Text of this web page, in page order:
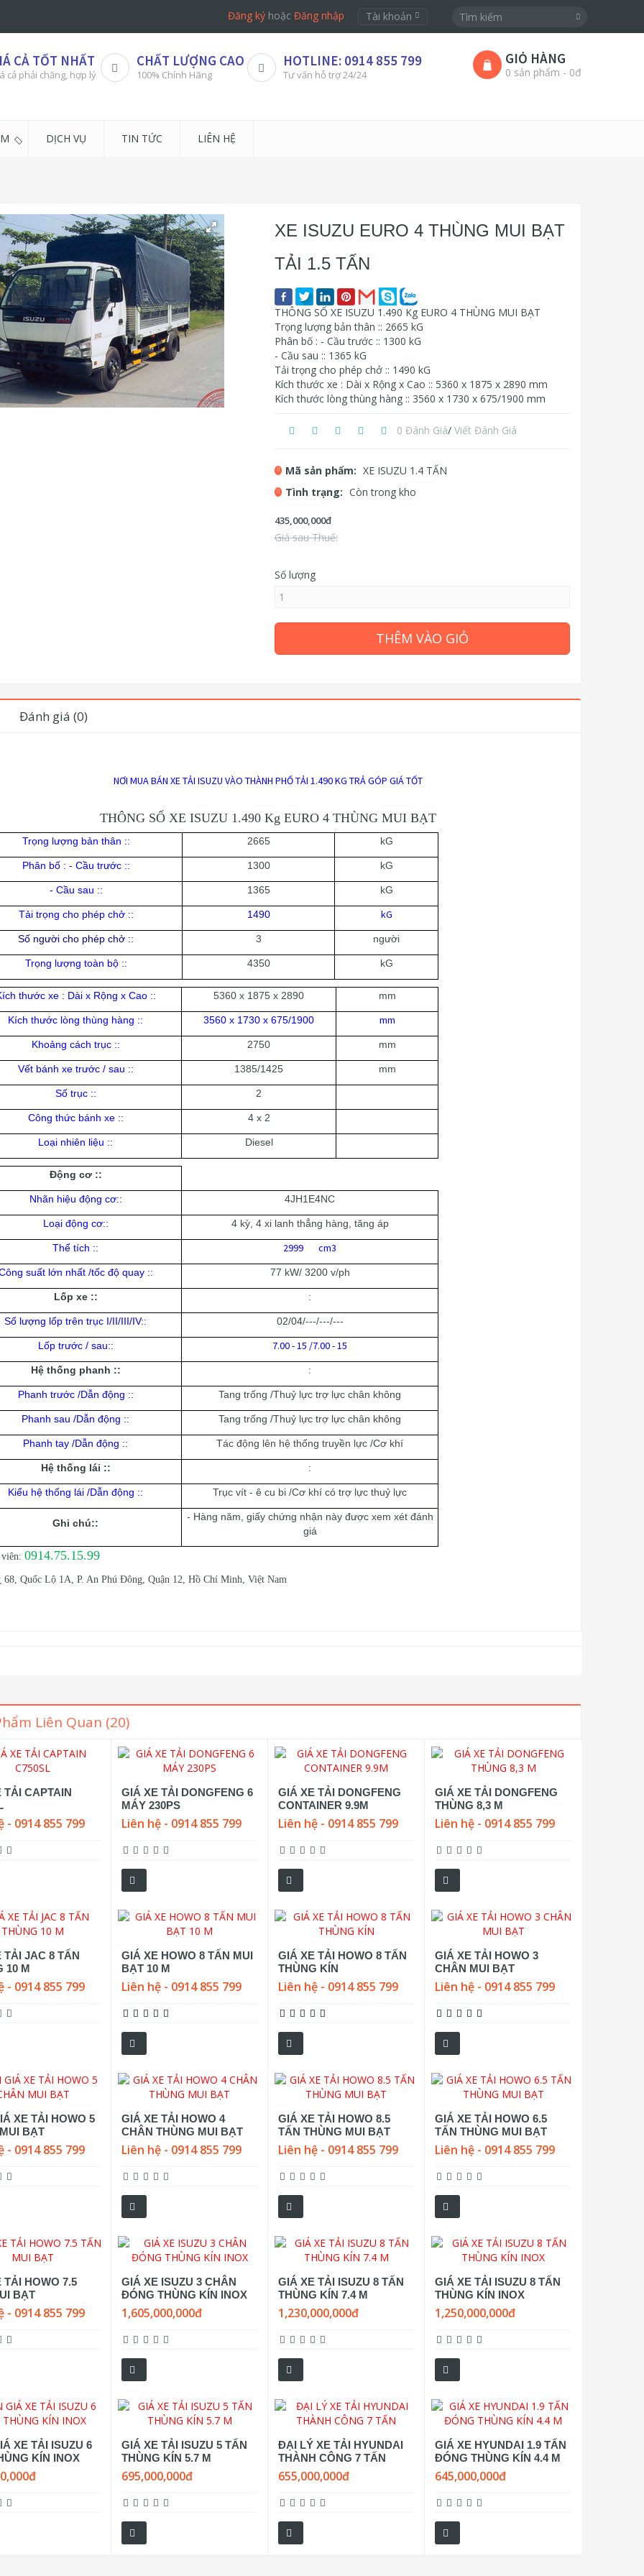
Đăng ký hoặcĐăng nhập Tài khoản
CẢ TỐT NHẤT
cả phải chăng, hợp lý
CHẤT LƯỢNG CAO
100% Chính Hãng
HOTLINE: 0914 855 799
Tư vấn hỗ trợ 24/24
GIỎ HÀNG
0 sản phẩm - 0đ
DỊCH VỤ TIN TỨC LIÊN HỆ
XE ISUZU EURO 4 THÙNG MUI BẠT
TẢI 1.5 TẤN
THÔNG SỐ XE ISUZU 1.490 Kg EURO 4 THÙNG MUI BẠT
Trọng lượng bản thân :: 2665 kG
Phân bố : - Cầu trước :: 1300 kG
- Cầu sau :: 1365 kG
Tải trọng cho phép chở :: 1490 kG
Kích thước xe : Dài x Rộng x Cao :: 5360 x 1875 x 2890 mm
Kích thước lòng thùng hàng :: 3560 x 1730 x 675/1900 mm
0 Đánh Giá/ Viết Đánh Giá
Mã sản phẩm: XE ISUZU 1.4 TẤN
Tình trạng: Còn trong kho
435,000,000đ
Giá sau Thuế:
Số lượng
THÊM VÀO GIỎ
Đánh giá (0)
NƠI MUA BÁN XE TẢI ISUZU VÀO THÀNH PHỐ TẢI 1.490 KG TRẢ GÓP GIÁ TỐT
THÔNG SỐ XE ISUZU 1.490 Kg EURO 4 THÙNG MUI BẠT
Trọng lượng bản thân :: 2665 kG
Phân bố : - Cầu trước :: 1300 kG
- Cầu sau :: 1365 kG
Tải trọng cho phép chở :: 1490 kG
Số người cho phép chở :: 3 người
Trọng lượng toàn bộ :: 4350 kG
thước xe : Dài x Rộng x Cao :: 5360 x 1875 x 2890 mm
Kích thước lòng thùng hàng :: 3560 x 1730 x 675/1900 mm
Khoảng cách trục :: 2750 mm
Vết bánh xe trước / sau :: 1385/1425 mm
Số trục :: 2
Công thức bánh xe :: 4 x 2
Loại nhiên liệu :: Diesel
Động cơ ::
Nhãn hiệu động cơ:: 4JH1E4NC
Loại động cơ:: 4 kỳ, 4 xi lanh thẳng hàng, tăng áp
Thể tích :: 2999 cm3
suất lớn nhất /tốc độ quay :: 77 kW/ 3200 v/ph
Lốp xe :: :
Số lượng lốp trên trục I/II/III/IV:: 02/04/---/---/---
Lốp trước / sau:: 7.00 - 15 /7.00 - 15
Hệ thống phanh :: :
Phanh trước /Dẫn động :: Tang trống /Thuỷ lực trợ lực chân không
Phanh sau /Dẫn động :: Tang trống /Thuỷ lực trợ lực chân không
Phanh tay /Dẫn động :: Tác động lên hệ thống truyền lực /Cơ khí
Hệ thống lái :: :
Kiểu hệ thống lái /Dẫn động :: Trục vít - ê cu bi /Cơ khí có trợ lực thuỷ lực
Ghi chú::
- Hàng năm, giấy chứng nhận này được xem xét đánh
giá
0914.75.15.99
68, Quốc Lộ 1A, P. An Phú Đông, Quận 12, Hồ Chí Minh, Việt Nam
Liên Quan (20)
TẢI CAPTAIN
- 0914 855 799
GIÁ XE TẢI DONGFENG 6
MÁY 230PS
Liên hệ - 0914 855 799
GIÁ XE TẢI DONGFENG
CONTAINER 9.9M
Liên hệ - 0914 855 799
GIÁ XE TẢI DONGFENG
THÙNG 8,3 M
Liên hệ - 0914 855 799
TẢI JAC 8 TẤN
10 M
- 0914 855 799
GIÁ XE HOWO 8 TẤN MUI
BẠT 10 M
Liên hệ - 0914 855 799
GIÁ XE TẢI HOWO 8 TẤN
THÙNG KÍN
Liên hệ - 0914 855 799
GIÁ XE TẢI HOWO 3
CHÂN MUI BẠT
Liên hệ - 0914 855 799
XE TẢI HOWO 5
BẠT
- 0914 855 799
GIÁ XE TẢI HOWO 4
CHÂN THÙNG MUI BẠT
Liên hệ - 0914 855 799
GIÁ XE TẢI HOWO 8.5
TẤN THÙNG MUI BẠT
Liên hệ - 0914 855 799
GIÁ XE TẢI HOWO 6.5
TẤN THÙNG MUI BẠT
Liên hệ - 0914 855 799
TẢI HOWO 7.5
BẠT
- 0914 855 799
GIÁ XE ISUZU 3 CHÂN
ĐÓNG THÙNG KÍN INOX
1,605,000,000đ
GIÁ XE TẢI ISUZU 8 TẤN
THÙNG KÍN 7.4 M
1,230,000,000đ
GIÁ XE TẢI ISUZU 8 TẤN
THÙNG KÍN INOX
1,250,000,000đ
XE TẢI ISUZU 6
KÍN INOX
GIÁ XE TẢI ISUZU 5 TẤN
THÙNG KÍN 5.7 M
695,000,000đ
ĐẠI LÝ XE TẢI HYUNDAI
THÀNH CÔNG 7 TẤN
655,000,000đ
GIÁ XE HYUNDAI 1.9 TẤN
ĐÓNG THÙNG KÍN 4.4 M
645,000,000đ